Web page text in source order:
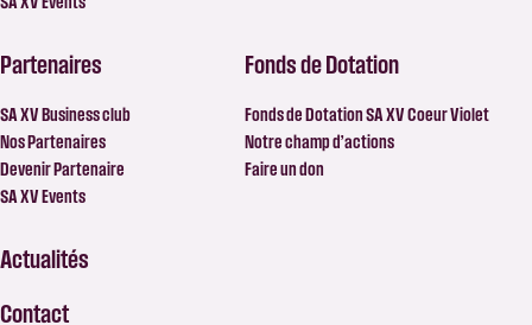
Partenaires
SA XV Business club
Nos Partenaires
Devenir Partenaire
SA XV Events
Fonds de Dotation
Fonds de Dotation SA XV Coeur Violet
Notre champ d’actions
Faire un don
Actualités
Contact